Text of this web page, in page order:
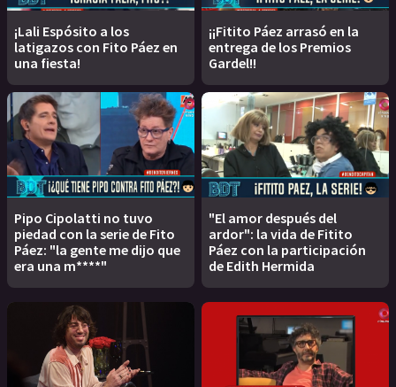
¡Lali Espósito a los
latigazos con Fito Páez en
una fiesta!
¡¡Fitito Páez arrasó en la
entrega de los Premios
Gardel!!
Pipo Cipolatti no tuvo
piedad con la serie de Fito
Páez: "la gente me dijo que
era una m****"
"El amor después del
ardor": la vida de Fitito
Páez con la participación
de Edith Hermida